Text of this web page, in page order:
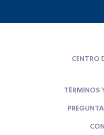
CENTRO
TÉRMINOS